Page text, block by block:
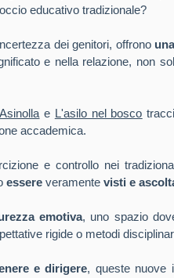
educativo tradizionale?
dei genitori, offrono
e nella relazione, non
Asinolla e L'asilo nel bosco
accademica.
e controllo nei
essere veramentevisti e
emotiva, uno spazio
rigide o metodi
e dirigere, queste nuove